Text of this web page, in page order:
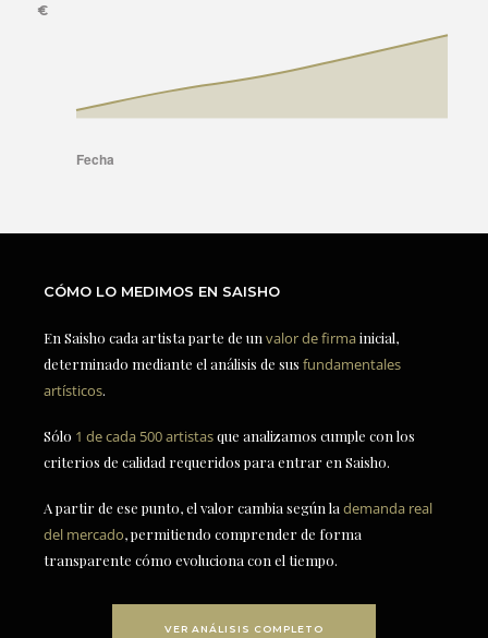
CÓMO LO MEDIMOS EN SAISHO
En Saisho cada artista parte de un valor de firmainicial,
determinado mediante el análisis de sus fundamentales
artísticos.
Sólo 1 de cada 500 artistasque analizamos cumple con los
criterios de calidad requeridos para entrar en Saisho.
A partir de ese punto, el valor cambia según la demanda real
del mercado, permitiendo comprender de forma
transparente cómo evoluciona con el tiempo.
VER ANÁLISIS COMPLETO